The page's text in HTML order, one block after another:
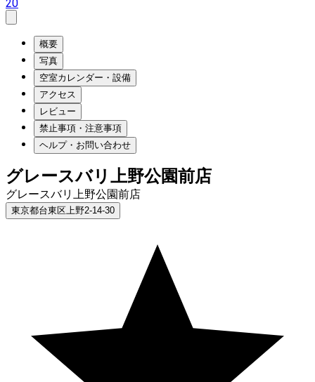
20
概要
写真
空室カレンダー・設備
アクセス
レビュー
禁止事項・注意事項
ヘルプ・お問い合わせ
グレースバリ上野公園前店
グレースバリ上野公園前店
東京都台東区上野2-14-30